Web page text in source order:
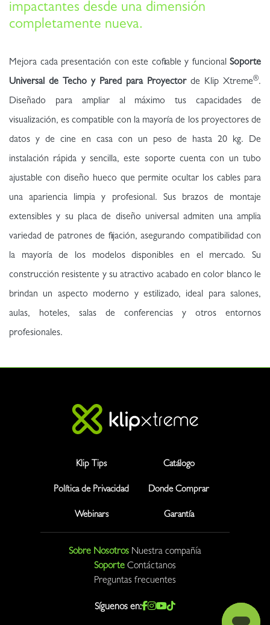
impactantes desde una dimensión
completamente nueva.
Mejora cada presentación con este cofiable y funcional Soporte
Universal de Techo y Pared para Proyectorde Klip Xtreme®.
Diseñado para ampliar al máximo tus capacidades de
visualización, es compatible con la mayoría de los proyectores de
datos y de cine en casa con un peso de hasta 20 kg. De
instalación rápida y sencilla, este soporte cuenta con un tubo
ajustable con diseño hueco que permite ocultar los cables para
una apariencia limpia y profesional. Sus brazos de montaje
extensibles y su placa de diseño universal admiten una amplia
variedad de patrones de fijación, asegurando compatibilidad con
la mayoría de los modelos disponibles en el mercado. Su
construcción resistente y su atractivo acabado en color blanco le
brindan un aspecto moderno y estilizado, ideal para salones,
aulas, hoteles, salas de conferencias y otros entornos
profesionales.
Klip Tips Catálogo
Política de Privacidad Donde Comprar
Webinars Garantía
Sobre Nosotros Nuestra compañía
Soporte Contáctanos
Preguntas frecuentes
Síguenos en: